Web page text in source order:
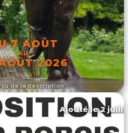
de la description
7 AOÛT
AU
2026
L'ÉVÉNEMENT
Ajouté le 2